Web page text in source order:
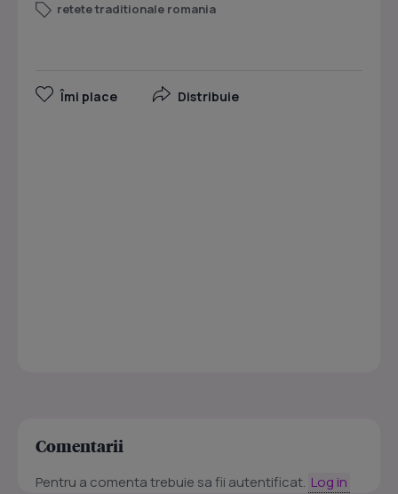
retete traditionale romania
Îmi place Distribuie
Comentarii
Pentru a comenta trebuie sa fii autentificat. Log in